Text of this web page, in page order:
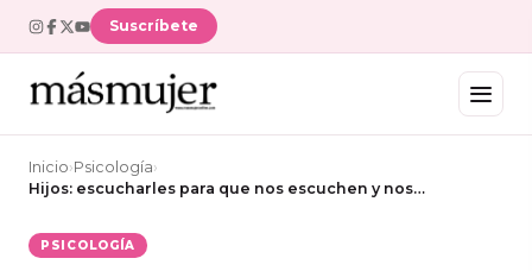
Suscríbete
Inicio›Psicología›
Hijos: escucharles para que nos escuchen y nos…
PSICOLOGÍA